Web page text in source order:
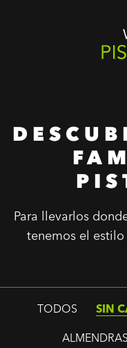
Para llevarlos
tenemos el
TODOS SIN
ALMENDRAS